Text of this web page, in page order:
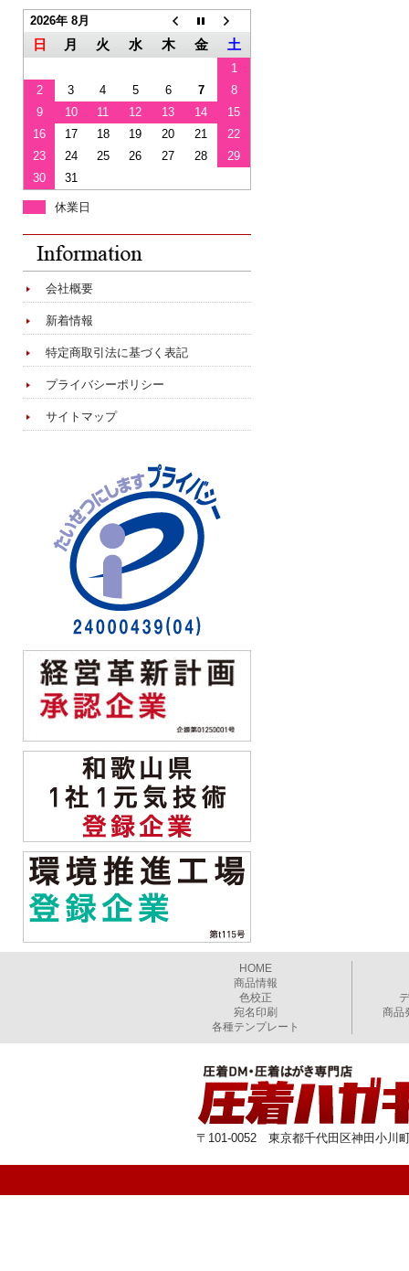
2026年 8月
日 月 火 水 木 金 土
1
2
3 4 5 6 7
8
9
10 11 12 13 14
15
16
17 18 19 20 21
22
23
24 25 26 27 28
29
30
31
休業日
会社概要
新着情報
特定商取引法に基づく表記
プライバシーポリシー
サイトマップ
HOME
商品情報
色校正
宛名印刷
各種テンプレート
商品
〒101-0052 東京都千代田区神田小川